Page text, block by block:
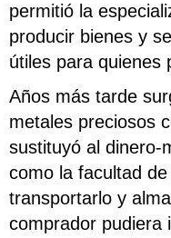
permitió la
producir bienes y
útiles para quienes
Años más tarde
metales preciosos
sustituyó al dinero-
como la facultad
transportarlo y
comprador pudiera